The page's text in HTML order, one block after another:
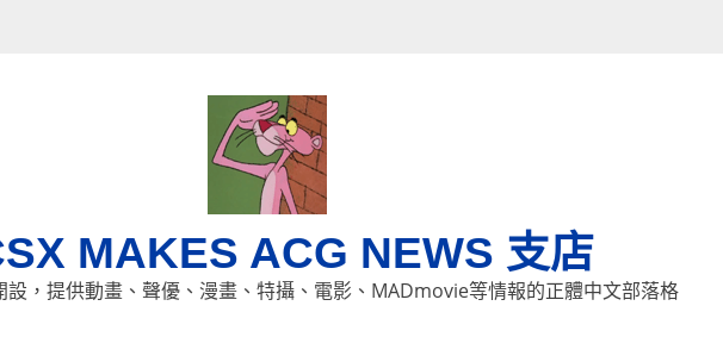
MAKES ACG NEWS 支店
設，提供動畫、聲優、漫畫、特攝、電影、MADmovie等情報的正體中文部落格